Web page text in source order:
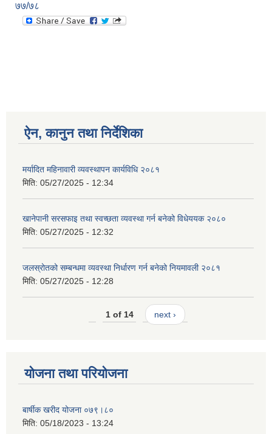
७७/७८
ऐन, कानुन तथा निर्देशिका
मर्यादित महिनावारी व्यवस्थापन कार्यविधि २०८१
मिति: 05/27/2025 - 12:34
खानेपानी सरसफाइ तथा स्वच्छता व्यवस्था गर्न बनेको विधेययक २०८०
मिति: 05/27/2025 - 12:32
जलस्रोतको सम्बन्धमा व्यवस्था निर्धारण गर्न बनेको नियमावली २०८१
मिति: 05/27/2025 - 12:28
1 of 14 next ›
योजना तथा परियोजना
बार्षीक खरीद योजना ०७९।८०
मिति: 05/18/2023 - 13:24